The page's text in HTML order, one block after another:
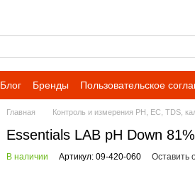
Блог Бренды
Пользовательское
Главная Контроль и измерения PH, EC, TDS,
Essentials LAB pH Down
В наличии Артикул: 09-420-060 Оставить